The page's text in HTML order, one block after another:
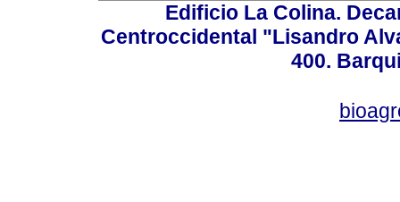
Edificio La Colina.
Centroccidental "Lisandro
400.